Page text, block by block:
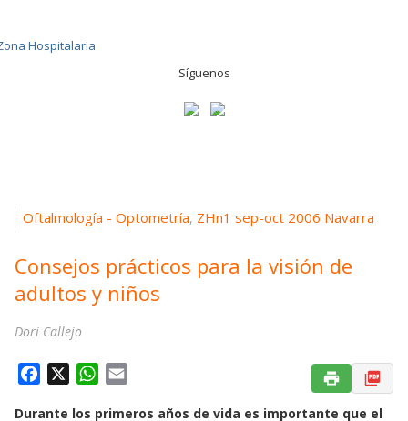
Síguenos
Oftalmología - Optometría, ZHn1 sep-oct 2006 Navarra
Consejos prácticos para la visión de
adultos y niños
Dori Callejo
W
Durante los primeros años de vida es importante que el